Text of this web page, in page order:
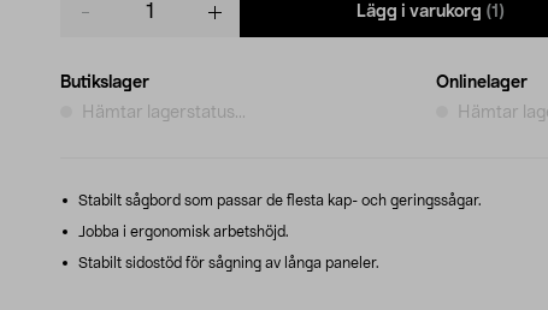
Lägg i varukorg (1)
Butikslager
Hämtar lagerstatus...
Onlinelager
Hämtar
Stabilt sågbord som passar de flesta kap- och geringssågar.
Jobba i ergonomisk arbetshöjd.
Stabilt sidostöd för sågning av långa paneler.